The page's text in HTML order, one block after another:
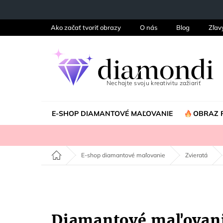
Ako začať tvoriť obrazy O nás Blog
E-SHOP DIAMANTOVÉ MAĽOVANIE OBRAZ
Domov E-shop diamantové maľovanie Zvieratá